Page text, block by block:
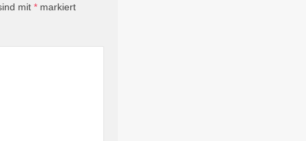
mit * markiert